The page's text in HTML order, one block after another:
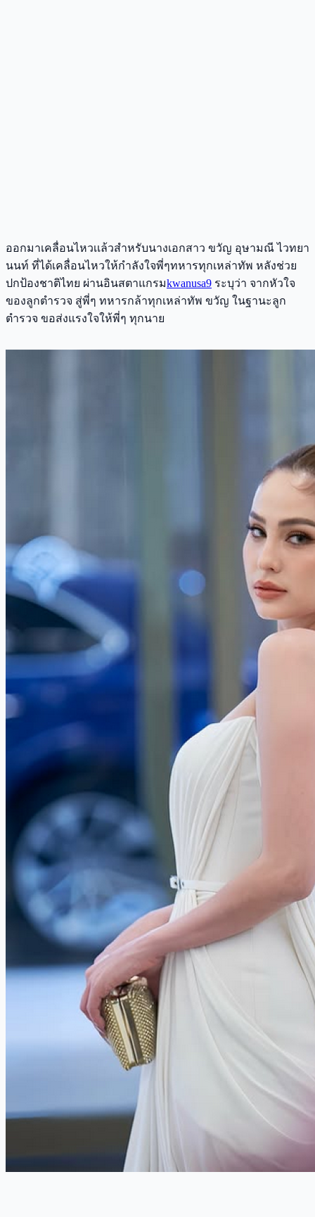
ออกมาเคลื่อนไหวเเล้วสำหรับนางเอกสาว ขวัญ อุษามณี ไวทยา
นนท์ ที่ได้เคลื่อนไหวให้กำลังใจพี่ๆทหารทุกเหล่าทัพ หลังช่วย
ปกป้องชาติไทย ผ่านอินสตาแกรมkwanusa9 ระบุว่า จากหัวใจ
ของลูกตำรวจ สู่พี่ๆ ทหารกล้าทุกเหล่าทัพ ขวัญ ในฐานะลูก
ตำรวจ ขอส่งแรงใจให้พี่ๆ ทุกนาย